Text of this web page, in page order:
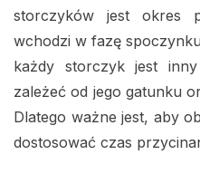
storczyków jest okres
wchodzi w fazę
każdy storczyk jest
zależeć od jego gatunku
Dlatego ważne jest, aby
dostosować czas